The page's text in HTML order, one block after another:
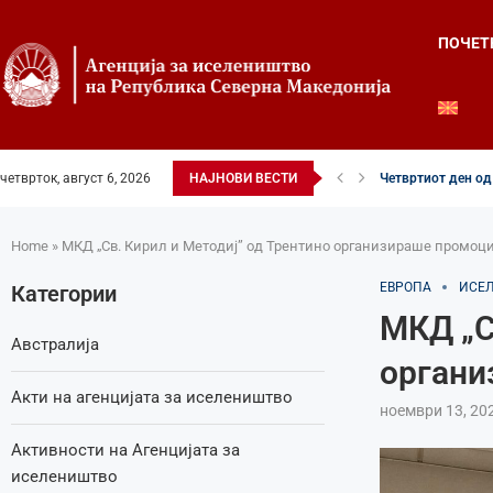
четврток, август 6, 2026 НАЈНОВИ ВЕСТИ Илинденски
Home » МКД „Св. Кирил и Методиј” од Трентино организираше
ЕВРОПА
МКД
ноември 13,
Категории
Австралија
Акти на агенцијата за иселеништво
Активности на Агенцијата за
иселеништво